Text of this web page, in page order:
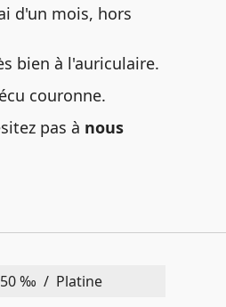
d'un mois, hors
bien à l'auriculaire.
couronne.
pas à nous
‰ / Platine